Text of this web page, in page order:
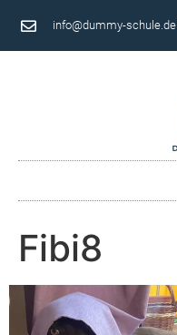
info@dummy-schule.de
Fibi8